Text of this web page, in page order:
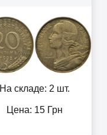
На складе: 2 шт.
Цена: 15Грн